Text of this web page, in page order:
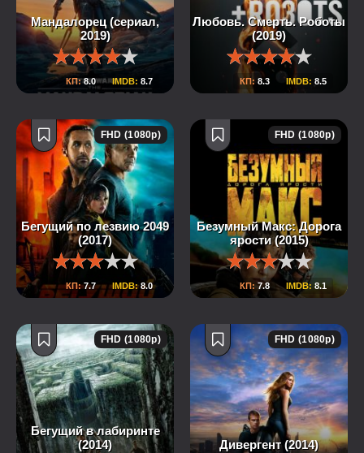
Мандалорец (сериал,
2019)
КП:8.0 IMDB: 8.7
Любовь. Смерть. Роботы
(2019)
КП: 8.3 IMDB: 8.5
Бегущий по лезвию 2049
(2017)
КП:7.7 IMDB:8.0
FHD (1080p)
Безумный Макс: Дорога
ярости (2015)
КП: 7.8 IMDB: 8.1
FHD (1080p)
Бегущий в лабиринте
(2014)
FHD (1080p)
Дивергент (2014)
FHD (1080p)